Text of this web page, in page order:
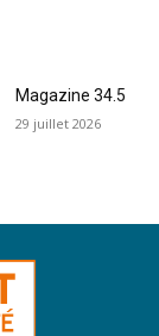
Magazine 34.5
29 juillet 2026